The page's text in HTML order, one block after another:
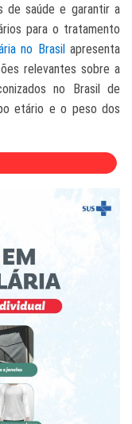
de saúde e garantir a
para o tratamento
no Brasilapresenta
relevantes sobre a
no Brasil de
etário e o peso dos